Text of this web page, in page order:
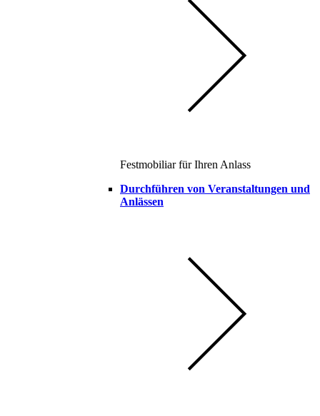
Festmobiliar für Ihren Anlass
Durchführen von Veranstaltungen und
Anlässen